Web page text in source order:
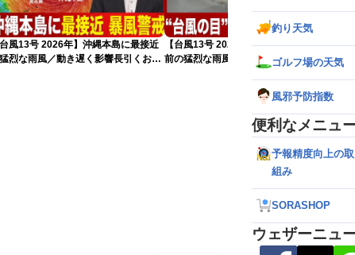
台風13号 2026年】沖縄本島に最接近
烈な雨風／動き遅く影響長引くおそ
【台風13号 2026年】台風の目に入る直
前の猛烈な雨風 最大瞬間風速42.2m/s観
測 吹き返しも猛烈な暴風になるおそれ
【
が
釣り天気
ゴルフ場の天気
風邪予防指数
便利なメニュ
予報精度向上の取
組み
SORASHOP
ウェザーニュ